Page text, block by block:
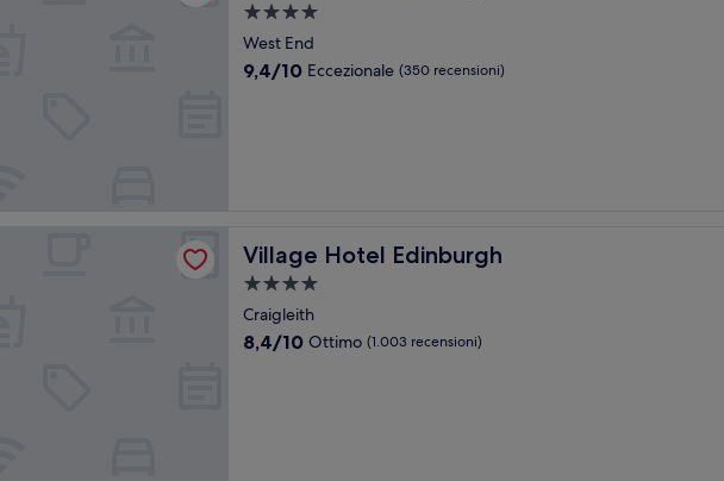
Struttura
a
4.0
West End
9.4
9,4/10 Eccezionale (350 recensioni)
Village Hotel Edinburgh
Village Hotel Edinburgh
Struttura
a
4.0
Craigleith
8.4
8,4/10 Ottimo (1.003 recensioni)